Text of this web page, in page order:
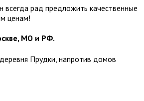
всегда рад предложить качественные
ценам!
МО и РФ.
Прудки, напротив домов